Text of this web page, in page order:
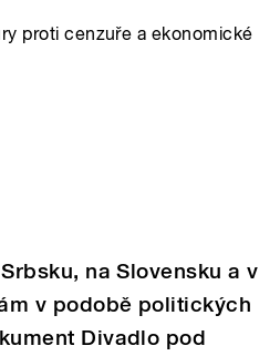
proti cenzuře a ekonomické
na Slovensku a v
v podobě politických
Divadlo pod